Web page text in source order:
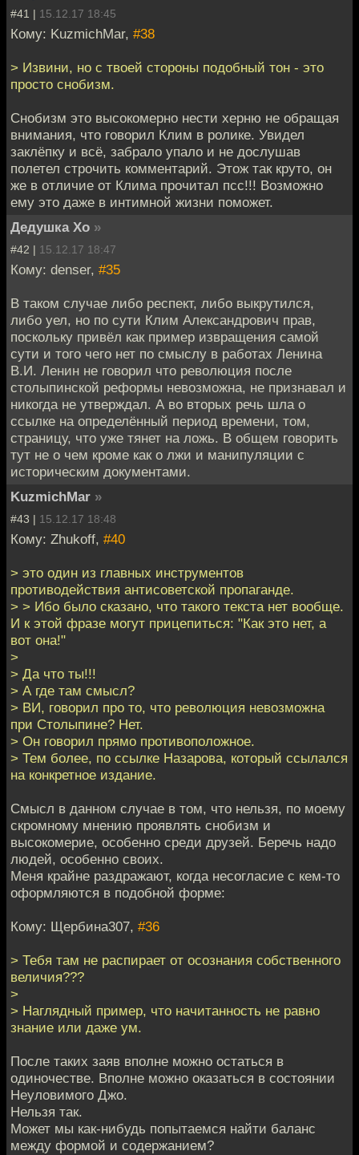
#41 | 15.12.17 18:45
Кому: KuzmichMar, #38
> Извини, но с твоей стороны подобный тон - это
просто снобизм.
Снобизм это высокомерно нести херню не обращая
внимания, что говорил Клим в ролике. Увидел
заклёпку и всё, забрало упало и не дослушав
полетел строчить комментарий. Этож так круто, он
же в отличие от Клима прочитал псс!!! Возможно
ему это даже в интимной жизни поможет.
Дедушка Хо »
#42 | 15.12.17 18:47
Кому: denser, #35
В таком случае либо респект, либо выкрутился,
либо уел, но по сути Клим Александрович прав,
поскольку привёл как пример извращения самой
сути и того чего нет по смыслу в работах Ленина
В.И. Ленин не говорил что революция после
столыпинской реформы невозможна, не признавал и
никогда не утверждал. А во вторых речь шла о
ссылке на определённый период времени, том,
страницу, что уже тянет на ложь. В общем говорить
тут не о чем кроме как о лжи и манипуляции с
историческим документами.
KuzmichMar »
#43 | 15.12.17 18:48
Кому: Zhukoff, #40
> это один из главных инструментов
противодействия антисоветской пропаганде.
> > Ибо было сказано, что такого текста нет вообще.
И к этой фразе могут прицепиться: "Как это нет, а
вот она!"
>
> Да что ты!!!
> А где там смысл?
> ВИ, говорил про то, что революция невозможна
при Столыпине? Нет.
> Он говорил прямо противоположное.
> Тем более, по ссылке Назарова, который ссылался
на конкретное издание.
Смысл в данном случае в том, что нельзя, по моему
скромному мнению проявлять снобизм и
высокомерие, особенно среди друзей. Беречь надо
людей, особенно своих.
Меня крайне раздражают, когда несогласие с кем-то
оформляются в подобной форме:
Кому: Щербина307, #36
> Тебя там не распирает от осознания собственного
величия???
>
> Наглядный пример, что начитанность не равно
знание или даже ум.
После таких заяв вполне можно остаться в
одиночестве. Вполне можно оказаться в состоянии
Неуловимого Джо.
Нельзя так.
Может мы как-нибудь попытаемся найти баланс
между формой и содержанием?